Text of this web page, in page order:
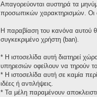
Απαγορεύονται αυστηρά τα
προσωπικών χαρακτηρισμών. Οι
Η παραβίαση του κανόνα αυτού
συγκεκριμένο χρήστη (ban).
* H ιστοσελίδα αυτή διατηρεί
υπηρεσιών οφείλουν να τηρούν
* H ιστοσελίδα αυτή σε καμία
ιδέες ή αντιλήψεις.
* Τα μέλη παραμένουν